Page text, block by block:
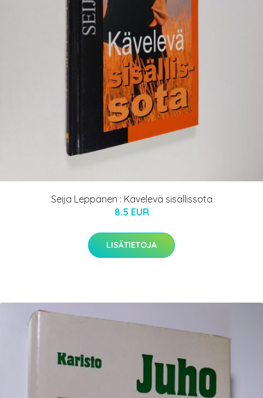
Seija Leppänen : Kävelevä sisällissota
8.5 EUR
LISÄTIETOJA